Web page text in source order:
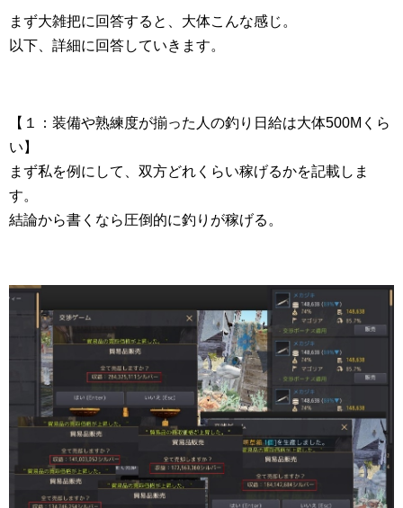
まず大雑把に回答すると、大体こんな感じ。
以下、詳細に回答していきます。
【１：装備や熟練度が揃った人の釣り日給は大体500Mくら
い】
まず私を例にして、双方どれくらい稼げるかを記載しま
す。
結論から書くなら圧倒的に釣りが稼げる。